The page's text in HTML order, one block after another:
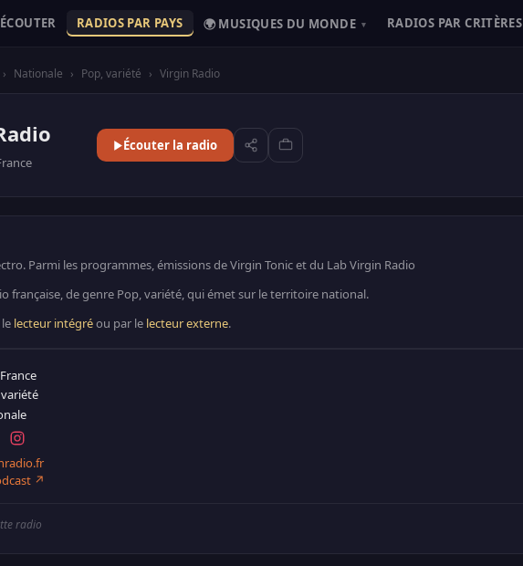
RADIOS PAR PAYS 🌍 MUSIQUES DU MONDE ▾ RADIOS PAR CRITÈRES
› Nationale › Pop, variété › Virgin Radio
Écouter la radio
Parmi les programmes, émissions de Virgin Tonic et du Lab Virgin Radio
française, de genre Pop, variété, qui émet sur le territoire national.
lecteur intégréou par le lecteur externe.
↗
radio